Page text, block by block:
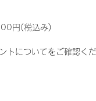
円(税込み)
トについてをご確認くだ